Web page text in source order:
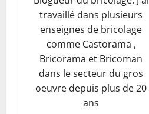
travaillé dans plusieurs
enseignes de bricolage
comme Castorama ,
Bricorama et Bricoman
dans le secteur du gros
oeuvre depuis plus de 20
ans